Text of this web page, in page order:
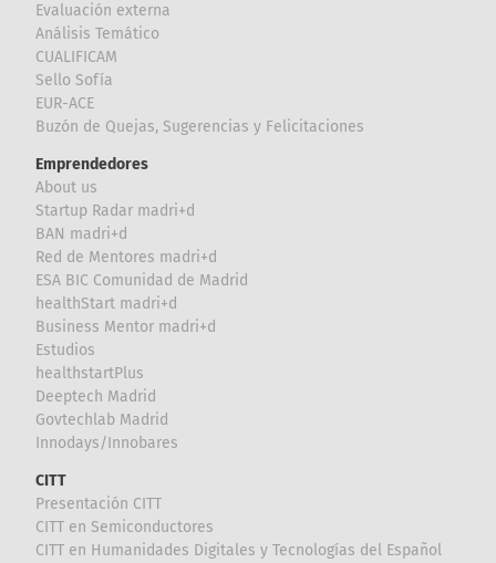
Evaluación externa
Análisis Temático
CUALIFICAM
Sello Sofía
EUR-ACE
Buzón de Quejas, Sugerencias y Felicitaciones
Emprendedores
About us
Startup Radar madri+d
BAN madri+d
Red de Mentores madri+d
ESA BIC Comunidad de Madrid
healthStart madri+d
Business Mentor madri+d
Estudios
healthstartPlus
Deeptech Madrid
Govtechlab Madrid
Innodays/Innobares
CITT
Presentación CITT
CITT en Semiconductores
CITT en Humanidades Digitales y Tecnologías del Español